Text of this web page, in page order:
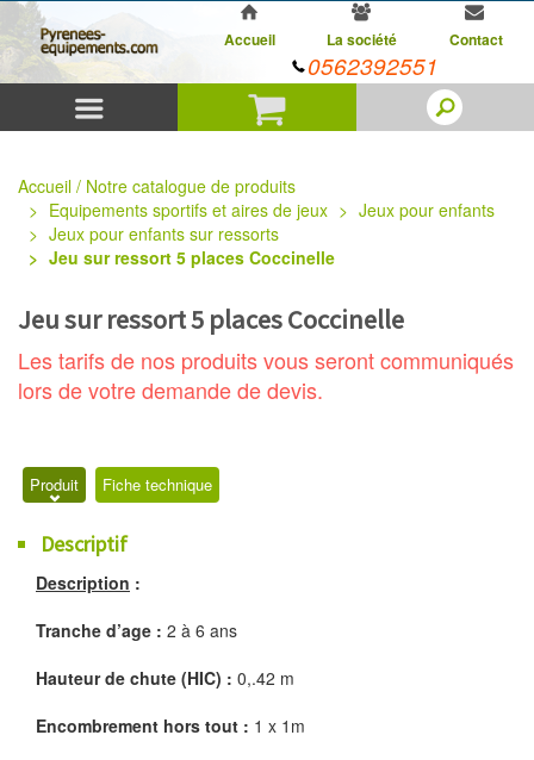
Panier
Accueil La société Contact
0562392551
Accueil / Notre catalogue de produits
Equipements sportifs et aires de jeux
Jeux pour enfants
Jeux pour enfants sur ressorts
Jeu sur ressort 5 places Coccinelle
Jeu sur ressort 5 places Coccinelle
Les tarifs de nos produits vous seront communiqués
lors de votre demande de devis.
Produit Fiche technique
Descriptif
Description :
Tranche d’age : 2 à 6 ans
Hauteur de chute (HIC) : 0,.42 m
Encombrement hors tout : 1 x 1m